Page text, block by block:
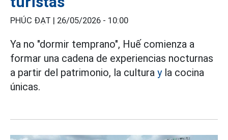
PHÚC ĐẠT | 26/05/2026 - 10:00
Ya no "dormir temprano", Huế comienza a
formar una cadena de experiencias nocturnas
a partir del patrimonio, la cultura yla cocina
únicas.